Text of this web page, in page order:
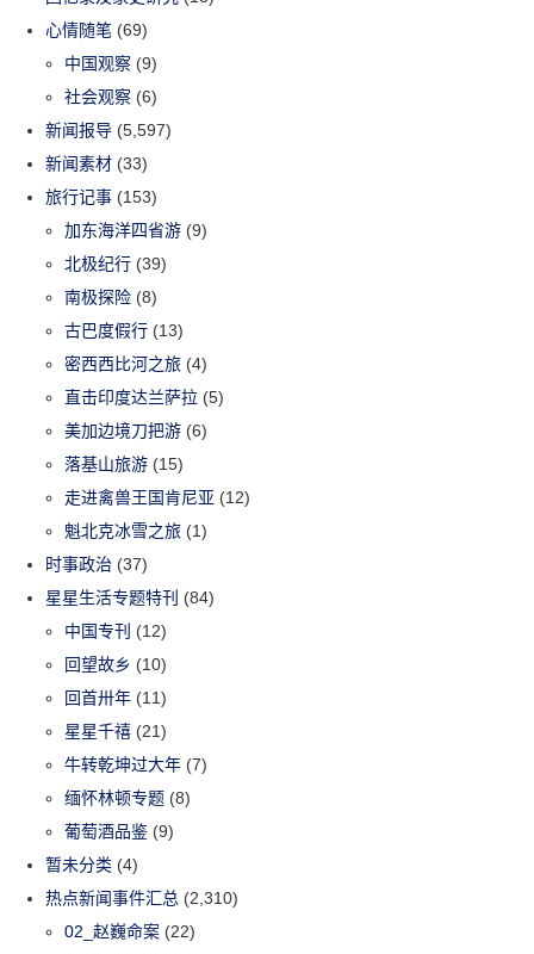
心情随笔 (69)
中国观察 (9)
社会观察 (6)
新闻报导 (5,597)
新闻素材 (33)
旅行记事 (153)
加东海洋四省游 (9)
北极纪行 (39)
南极探险 (8)
古巴度假行 (13)
密西西比河之旅 (4)
直击印度达兰萨拉 (5)
美加边境刀把游 (6)
落基山旅游 (15)
走进禽兽王国肯尼亚 (12)
魁北克冰雪之旅 (1)
时事政治 (37)
星星生活专题特刊 (84)
中国专刊 (12)
回望故乡 (10)
回首卅年 (11)
星星千禧 (21)
牛转乾坤过大年 (7)
缅怀林顿专题 (8)
葡萄酒品鉴 (9)
暂未分类 (4)
热点新闻事件汇总 (2,310)
02_赵巍命案 (22)